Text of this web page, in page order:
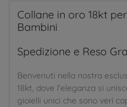
Collane in oro 18kt
Bambini
Spedizione e Reso
Benvenuti nella nostra
18kt, dove l'eleganza si
gioielli unici che sono veri